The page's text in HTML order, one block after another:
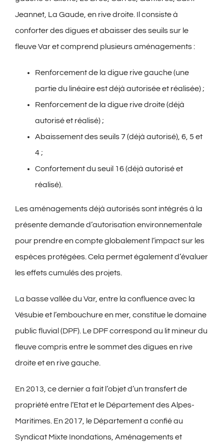
Jeannet, La Gaude, en rive droite. Il consiste à
conforter des digues et abaisser des seuils sur le
fleuve Var et comprend plusieurs aménagements :
Renforcement de la digue rive gauche (une
partie du linéaire est déjà autorisée et réalisée) ;
Renforcement de la digue rive droite (déjà
autorisé et réalisé) ;
Abaissement des seuils 7 (déjà autorisé), 6, 5 et
4 ;
Confortement du seuil 16 (déjà autorisé et
réalisé).
Les aménagements déjà autorisés sont intégrés à la
présente demande d’autorisation environnementale
pour prendre en compte globalement l’impact sur les
espèces protégées. Cela permet également d’évaluer
les effets cumulés des projets.
La basse vallée du Var, entre la confluence avec la
Vésubie et l’embouchure en mer, constitue le domaine
public fluvial (DPF). Le DPF correspond au lit mineur du
fleuve compris entre le sommet des digues en rive
droite et en rive gauche.
En 2013, ce dernier a fait l’objet d’un transfert de
propriété entre l’Etat et le Département des Alpes-
Maritimes. En 2017, le Département a confié au
Syndicat Mixte Inondations, Aménagements et